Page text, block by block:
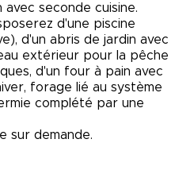
seconde cuisine.
d'une piscine
d'un abris de jardin avec
extérieur pour la pêche
d'un four à pain avec
forage lié au système
complété par une
sur demande.